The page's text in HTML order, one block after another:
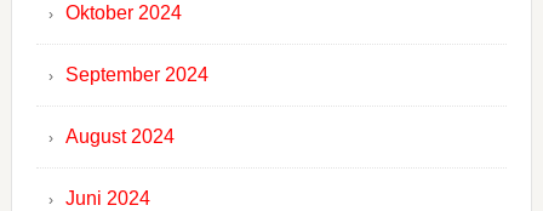
Oktober 2024
September 2024
August 2024
Juni 2024